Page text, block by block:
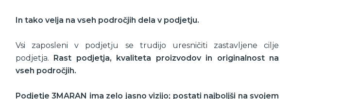
In tako velja na vseh področjih dela v podjetju.
Vsi zaposleni v podjetju se trudijo uresničiti zastavljene cilje
podjetja. Rast podjetja, kvaliteta proizvodov in originalnost na
vseh področjih.
Podjetje 3MARAN ima zelo jasno vizijo; postati najboljši na svojem